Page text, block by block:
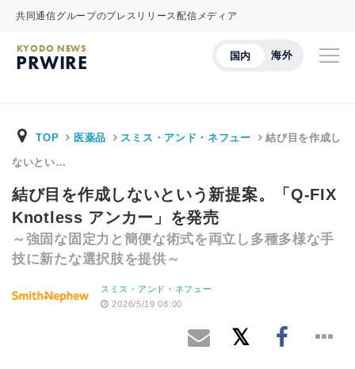
共同通信グループのプレスリリース配信メディア
国内 海外
KYODO NEWS
PRWIRE
TOP 医薬品 スミス・アンド・ネフュー 結び目を作成し
ないとい…
結び目を作成しないという新提案。「Q-FIX
Knotless アンカー」を発売
～強固な固定力と簡便な術式を両立し多種多様な手
技に新たな選択肢を提供～
スミス・アンド・ネフュー
2026/5/19 08:00